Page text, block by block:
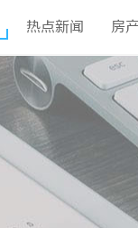
热点新闻 房